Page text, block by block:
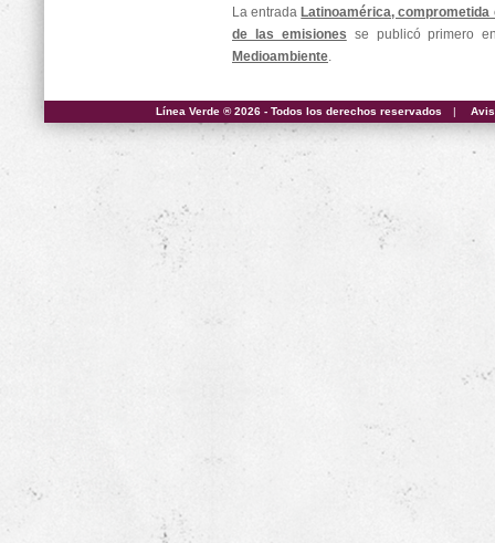
La entrada Latinoamérica,
de las emisiones se publicó primero
Medioambiente.
Línea Verde ® 2026 - Todos los derechos reservados |